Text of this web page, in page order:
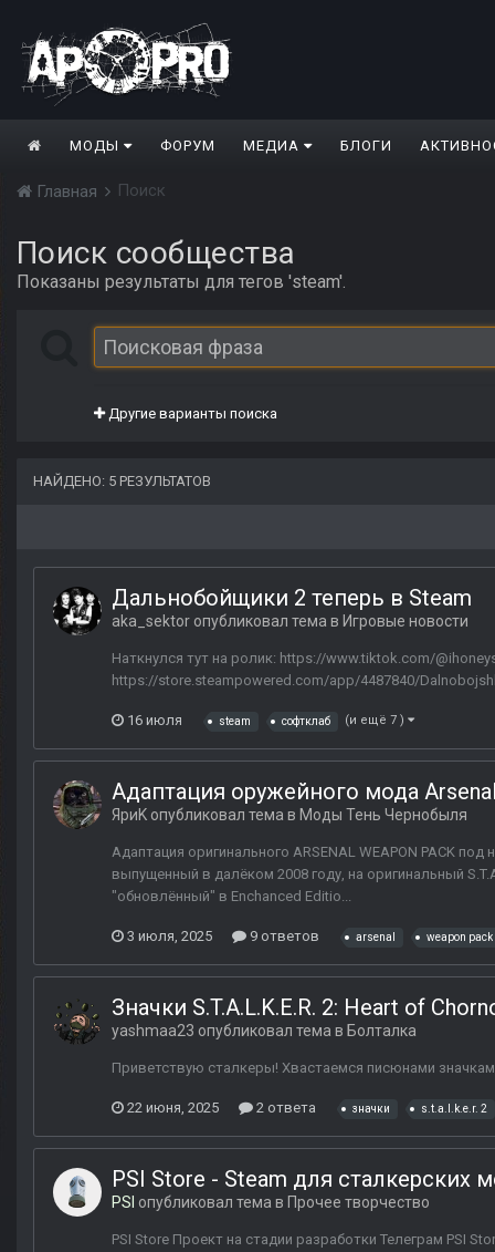
МОДЫ ФОРУМ МЕДИА БЛОГИ
Главная Поиск
Поиск сообщества
Показаны результаты для тегов 'steam'.
Другие варианты поиска
НАЙДЕНО: 5 РЕЗУЛЬТАТОВ
Дальнобойщики 2 теперь в Steam
aka_sektor опубликовал тема в Игровые новости
Наткнулся тут на ролик: https://www.tiktok.com/
https://store.steampowered.com/app/4487840/
16 июля steam софтклаб (и ещё 7 )
Адаптация оружейного мода
ЯриK опубликовал тема в Моды Тень Чернобыля
Адаптация оригинального ARSENAL WEAPON PACK
выпущенный в далёком 2008 году, на оригинальный
"обновлённый" в Enchanced Editio...
3 июля, 2025 9 ответов arsenal weapon pack
Значки S.T.A.L.K.E.R. 2: Heart of
yashmaa23 опубликовал тема в Болталка
Приветствую сталкеры! Хвастаемся писюнами
22 июня, 2025 2 ответа значки s.t.a.l.k.e.r. 2
PSI Store - Steam для сталкерских
PSI опубликовал тема в Прочее творчество
PSI Store Проект на стадии разработки Телеграм PSI